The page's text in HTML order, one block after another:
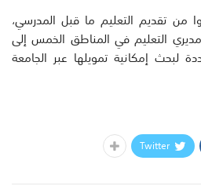
من تقديم التعليم ما قبل المدرسي،
التعليم في المناطق الخمس إلى
لبحث إمكانية تمويلها عبر الجامعة
Twitter